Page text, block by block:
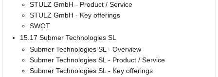
STULZ GmbH - Product / Service
STULZ GmbH - Key offerings
SWOT
15.17 Submer Technologies SL
Submer Technologies SL - Overview
Submer Technologies SL - Product / Service
Submer Technologies SL - Key offerings